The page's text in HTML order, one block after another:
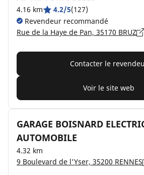
4.16 km 4.2/5(127)
Revendeur recommandé
Rue de la Haye de Pan, 35170 BRUZ
Contacter le
Voir le site web
GARAGE BOISNARD
AUTOMOBILE
4.32 km
9 Boulevard de l'Yser, 35200 RENNES